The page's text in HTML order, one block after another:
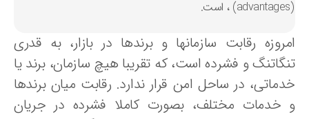
رقابت سازمانها و برندها در بازار، به ‌قدری
و فشرده است، که تقریبا هیچ سازمان، برند یا
در ساحل امن قرار ندارد. رقابت میان برندها
خدمات مختلف، بصورت کاملا فشرده در جریان